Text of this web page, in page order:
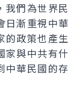
們為世界民
日漸重視中華
的政策也產生
家與中共有什
中華民國的存